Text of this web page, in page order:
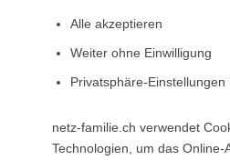
Alle akzeptieren
Weiter ohne Einwilligung
Privatsphäre-
netz-familie.ch verwendet
Technologien, um das Online-